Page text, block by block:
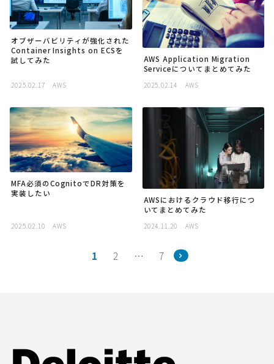
オブザーバビリティが強化された
Container Insights on ECSを
試してみた
2025.02.17 AWS
AWS Application Migration
Serviceについてまとめてみた
2025.02.14 AWS
MFA必須のCognitoでDR対策を
実装したい
2025.02.10 AWS
AWSにおけるクラウド移行につ
いてまとめてみた
2024.11.20 AWS
1 2 … 7